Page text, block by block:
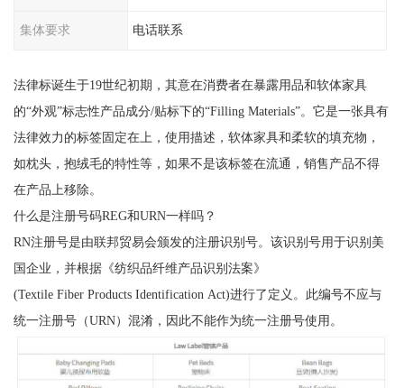
集体要求 电话联系
法律标诞生于19世纪初期，其意在消费者在暴露用品和软体家具
的“外观”标志性产品成分/贴标下的“Filling Materials”。它是一张具有
法律效力的标签固定在上，使用描述，软体家具和柔软的填充物，
如枕头，抱绒毛的特性等，如果不是该标签在流通，销售产品不得
在产品上移除。
什么是注册号码REG和URN一样吗？
RN注册号是由联邦贸易会颁发的注册识别号。该识别号用于识别美
国企业，并根据《纺织品纤维产品识别法案》
(Textile Fiber Products Identification Act)进行了定义。此编号不应与
统一注册号（URN）混淆，因此不能作为统一注册号使用。